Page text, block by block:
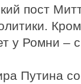
пост
у Ромни –
Путина